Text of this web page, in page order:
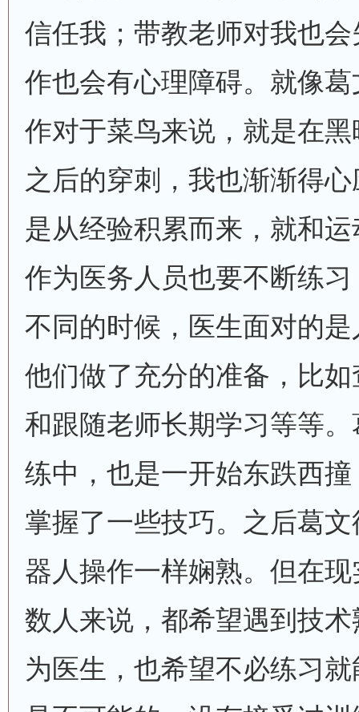
信任我；带教老师对我也
作也会有心理障碍。就像
作对于菜鸟来说，就是在
之后的穿刺，我也渐渐得
是从经验积累而来，就和
作为医务人员也要不断练
不同的时候，医生面对的
他们做了充分的准备，比
和跟随老师长期学习等等
练中，也是一开始东跌西
掌握了一些技巧。之后葛
器人操作一样娴熟。但在
数人来说，都希望遇到技
为医生，也希望不必练习